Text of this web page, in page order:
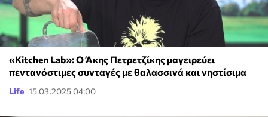
«Kitchen Lab»: Ο Άκης Πετρετζίκης μαγειρεύει
πεντανόστιμες συνταγές με θαλασσινά και νηστίσιμα
Life 15.03.2025 04:00